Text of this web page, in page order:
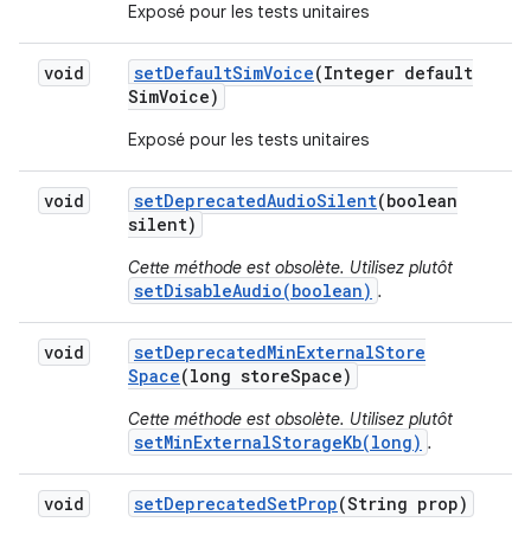
Exposé pour les tests unitaires
void setDefaultSimVoice(Integer default
SimVoice)
Exposé pour les tests unitaires
void setDeprecatedAudioSilent(boolean
silent)
Cette méthode est obsolète. Utilisez plutôt
setDisableAudio(boolean) .
void setDeprecatedMinExternalStore
Space(long storeSpace)
Cette méthode est obsolète. Utilisez plutôt
setMinExternalStorageKb(long) .
void setDeprecatedSetProp(String prop)